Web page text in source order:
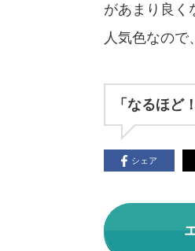
があまり良く
人気色なので
「なるほど
シェア